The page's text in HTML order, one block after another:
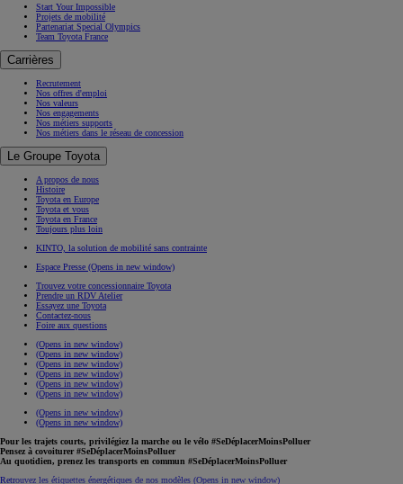
Start Your Impossible
Projets de mobilité
Partenariat Special Olympics
Team Toyota France
Carrières
Recrutement
Nos offres d'emploi
Nos valeurs
Nos engagements
Nos métiers supports
Nos métiers dans le réseau de concession
Le Groupe Toyota
A propos de nous
Histoire
Toyota en Europe
Toyota et vous
Toyota en France
Toujours plus loin
KINTO, la solution de mobilité sans contrainte
Espace Presse (Opens in new window)
Trouvez votre concessionnaire Toyota
Prendre un RDV Atelier
Essayez une Toyota
Contactez-nous
Foire aux questions
(Opens in new window)
(Opens in new window)
(Opens in new window)
(Opens in new window)
(Opens in new window)
(Opens in new window)
(Opens in new window)
(Opens in new window)
Pour les trajets courts, privilégiez la marche ou le vélo #SeDéplacerMoinsPolluer
Pensez à covoiturer #SeDéplacerMoinsPolluer
Au quotidien, prenez les transports en commun #SeDéplacerMoinsPolluer
Retrouvez les étiquettes énergétiques de nos modèles (Opens in new window)